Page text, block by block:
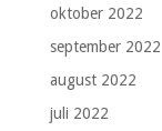
oktober 2022
september 2022
august 2022
juli 2022